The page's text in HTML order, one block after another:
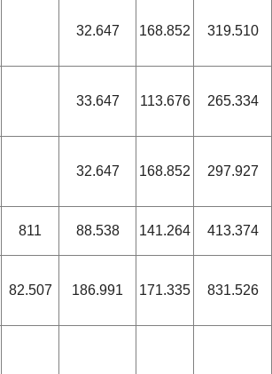
32.647 168.852 319.510
33.647 113.676 265.334
32.647 168.852 297.927
811 88.538 141.264 413.374
82.507 186.991 171.335 831.526